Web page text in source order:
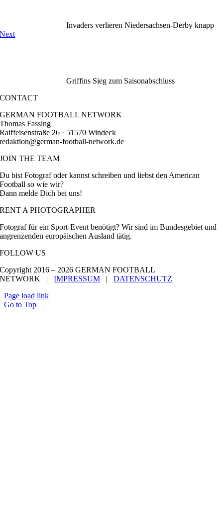
Invaders verlieren Niedersachsen-Derby knapp
Next
Griffins Sieg zum Saisonabschluss
CONTACT
GERMAN FOOTBALL NETWORK
Thomas Fassing
Raiffeisenstraße 26 · 51570 Windeck
redaktion@german-football-network.de
JOIN THE TEAM
Du bist Fotograf oder kannst schreiben und liebst den American
Football so wie wir?
Dann melde Dich bei uns!
RENT A PHOTOGRAPHER
Fotograf für ein Sport-Event benötigt? Wir sind im Bundesgebiet und
angrenzenden europäischen Ausland tätig.
FOLLOW US
Copyright 2016 – 2026 GERMAN FOOTBALL
NETWORK |IMPRESSUM |DATENSCHUTZ
Page load link
Go to Top